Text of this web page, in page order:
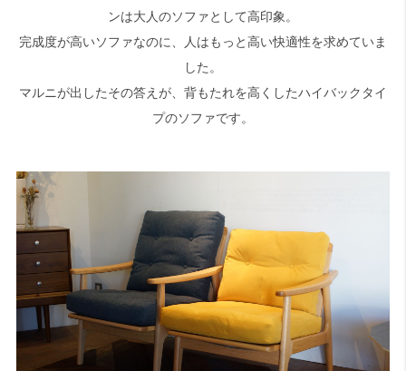
ンは大人のソファとして高印象。
完成度が高いソファなのに、人はもっと高い快適性を求めていま
した。
マルニが出したその答えが、背もたれを高くしたハイバックタイ
プのソファです。